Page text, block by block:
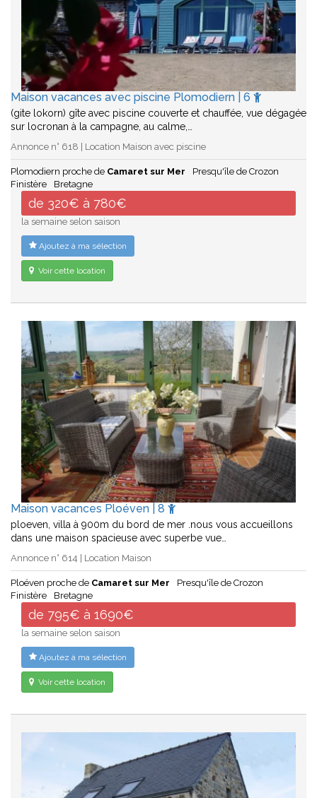
Maison vacances avec piscine Plomodiern | 6
(gite lokorn) gîte avec piscine couverte et chauffée, vue dégagée
sur locronan à la campagne, au calme,…
Annonce n° 618 | Location Maison avec piscine
Plomodiern proche de Camaret sur Mer
Presqu'île de Crozon
Finistère
Bretagne
de 320€ à 780€
la semaine selon saison
Ajoutez à ma sélection
Voir cette location
Maison vacances Ploéven | 8
ploeven, villa à 900m du bord de mer .nous vous accueillons
dans une maison spacieuse avec superbe vue…
Annonce n° 614 | Location Maison
Ploéven proche de Camaret sur Mer
Presqu'île de Crozon
Finistère
Bretagne
de 795€ à 1690€
la semaine selon saison
Ajoutez à ma sélection
Voir cette location